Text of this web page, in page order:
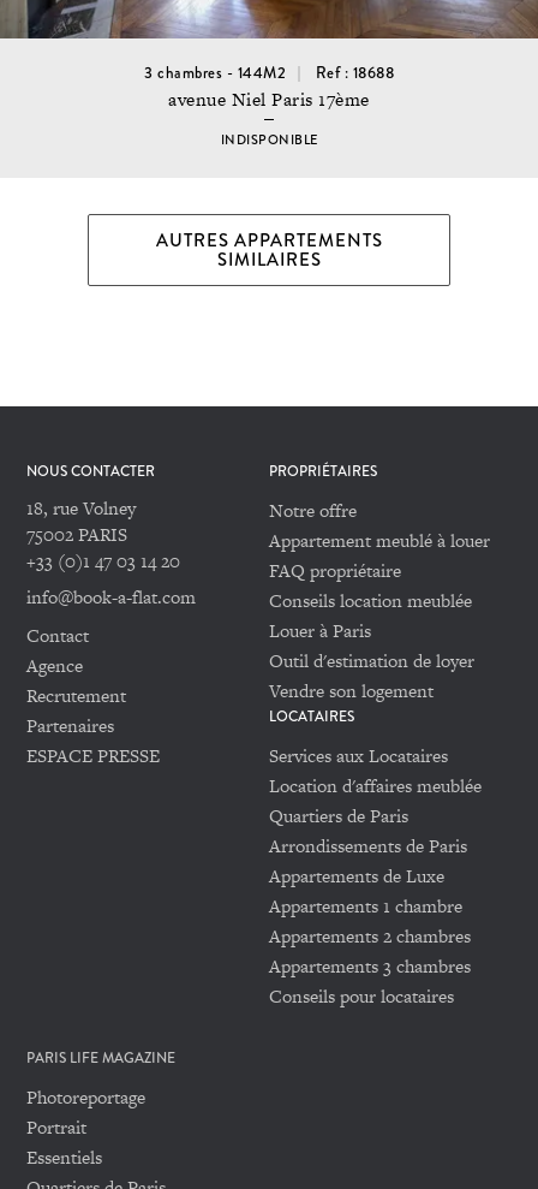
3 chambres - 144M2 Ref : 18688
avenue Niel Paris 17ème
INDISPONIBLE
AUTRES APPARTEMENTS
SIMILAIRES
NOUS CONTACTER
18, rue Volney
75002 PARIS
+33 (0)1 47 03 14 20
info@book-a-flat.com
Contact
Agence
Recrutement
Partenaires
ESPACE PRESSE
PROPRIÉTAIRES
Notre offre
Appartement meublé à louer
FAQ propriétaire
Conseils location meublée
Louer à Paris
Outil d'estimation de loyer
Vendre son logement
LOCATAIRES
Services aux Locataires
Location d'affaires meublée
Quartiers de Paris
Arrondissements de Paris
Appartements de Luxe
Appartements 1 chambre
Appartements 2 chambres
Appartements 3 chambres
Conseils pour locataires
PARIS LIFE MAGAZINE
Photoreportage
Portrait
Essentiels